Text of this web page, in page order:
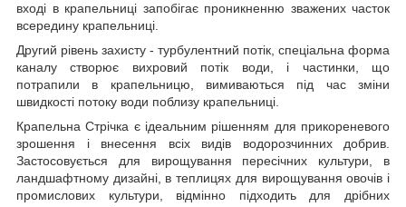
вході в крапельниці запобігає проникненню зважених часток
всередину крапельниці.
Другий рівень захисту - турбулентний потік, спеціальна форма
каналу створює вихровий потік води, і частинки, що
потрапили в крапельницю, вимиваються під час зміни
швидкості потоку води поблизу крапельниці.
Крапельна Стрічка є ідеальним рішенням для прикореневого
зрошення і внесення всіх видів водорозчинних добрив.
Застосовується для вирощування пересічних культури, в
ландшафтному дизайні, в теплицях для вирощування овочів і
промислових культури, відмінно підходить для дрібних